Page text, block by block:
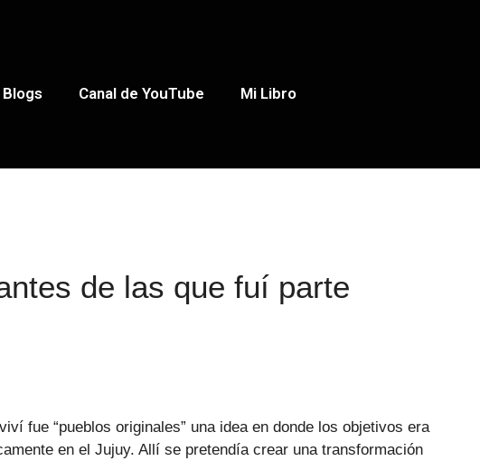
Blogs Canal de YouTube Mi Libro
de las que fuí parte
fue “pueblos originales” una idea en donde los objetivos era
en el Jujuy. Allí se pretendía crear una transformación